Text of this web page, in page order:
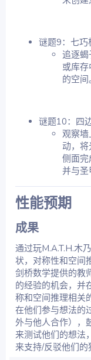
谜题9：七巧
追逐蝎
或库
的空间。
谜题10：四
观察墙
动，将
侧面完
并与圣
性能预期​
成果
通过玩M.A.T.H.木
状，对称性和空间
剑桥数学提供的教
的经验的机会，并
称和空间推理相关
在他们参与想法的
外与他人合作），
来测试他们的想法
来支持/反驳他们的